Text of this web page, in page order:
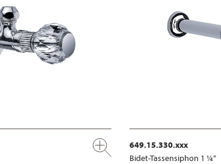
649.15.330.xxx
Bidet-Tassensiphon 1 ¼“